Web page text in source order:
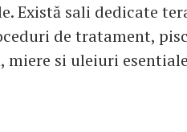
Există sali dedicate
de tratament,
si uleiuri